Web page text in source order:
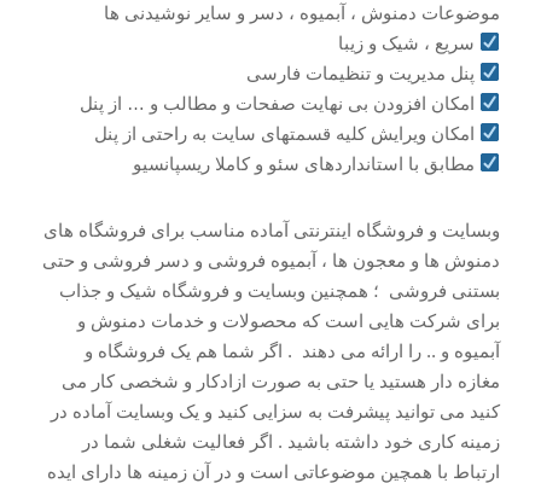
موضوعات دمنوش ، آبمیوه ، دسر و سایر نوشیدنی ها
سریع ، شیک و زیبا
پنل مدیریت و تنظیمات فارسی
امکان افزودن بی نهایت صفحات و مطالب و … از پنل
امکان ویرایش کلیه قسمتهای سایت به راحتی از پنل
مطابق با استانداردهای سئو و کاملا ریسپانسیو
وبسایت و فروشگاه اینترنتی آماده مناسب برای فروشگاه های
دمنوش ها و معجون ها ، آبمیوه فروشی و دسر فروشی و حتی
بستنی فروشی ؛ همچنین وبسایت و فروشگاه شیک و جذاب
برای شرکت هایی است که محصولات و خدمات دمنوش و
آبمیوه و .. را ارائه می دهند . اگر شما هم یک فروشگاه و
مغازه دار هستید یا حتی به صورت ازادکار و شخصی کار می
کنید می توانید پیشرفت به سزایی کنید و یک وبسایت آماده در
زمینه کاری خود داشته باشید . اگر فعالیت شغلی شما در
ارتباط با همچین موضوعاتی است و در آن زمینه ها دارای ایده